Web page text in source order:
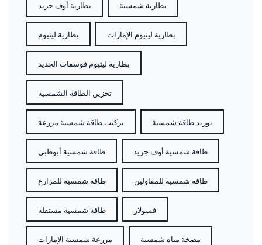
بطارية أوف جريد بطارية شمسية
بطارية ليثيوم بطارية ليثيوم الإمارات
بطارية ليثيوم فوسفات الحديد
تخزين الطاقة الشمسية
تركيب طاقة شمسية مزرعة توريد طاقة شمسية
طاقة شمسية أبوظبي طاقة شمسية أوف جريد
طاقة شمسية للمزارع طاقة شمسية للمقاولين
طاقة شمسية مستقلة فسولار
مزرعة شمسية الإمارات مضخة مياه شمسية